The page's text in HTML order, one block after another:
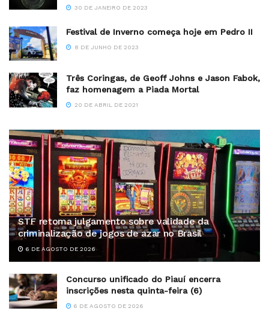
30 DE JANEIRO DE 2023
Festival de Inverno começa hoje em Pedro II
8 DE JUNHO DE 2023
Três Coringas, de Geoff Johns e Jason Fabok,
faz homenagem a Piada Mortal
20 DE ABRIL DE 2021
STF retoma julgamento sobre validade da
criminalização de jogos de azar no Brasil
6 DE AGOSTO DE 2026
Concurso unificado do Piauí encerra
inscrições nesta quinta-feira (6)
6 DE AGOSTO DE 2026